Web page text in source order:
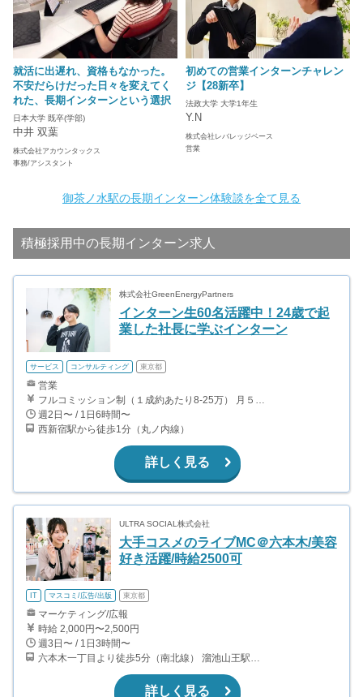
就活に出遅れ、資格もなかった。
不安だらけだった日々を変えてく
れた、長期インターンという選択
日本大学 既卒(学部)
中井 双葉
株式会社アカウンタックス
事務/アシスタント
初めての営業インターンチャレン
ジ【28新卒】
法政大学 大学1年生
Y.N
株式会社レバレッジベース
営業
御茶ノ水駅の長期インターン体験談を全て見る
積極採用中の長期インターン求人
株式会社GreenEnergyPartners
インターン生60名活躍中！24歳で起
業した社長に学ぶインターン
サービス コンサルティング 東京都
営業
週2日〜 / 1日6時間〜
西新宿駅から徒歩1分（丸ノ内線）
詳しく見る
ULTRA SOCIAL株式会社
大手コスメのライブMC＠六本木/美容
好き活躍/時給2500可
IT マスコミ/広告/出版 東京都
マーケティング/広報
時給 2,000円〜2,500円
週3日〜 / 1日3時間〜
六本木一丁目より徒歩5分（南北線） 溜池山王駅より徒歩10分（銀座線） 六本木駅より徒歩12分（日比谷線）
詳しく見る